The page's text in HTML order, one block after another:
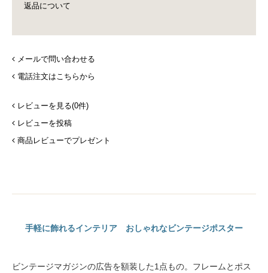
返品について
メールで問い合わせる
電話注文はこちらから
レビューを見る(0件)
レビューを投稿
商品レビューでプレゼント
手軽に飾れるインテリア おしゃれなビンテージポスター
ビンテージマガジンの広告を額装した1点もの。フレームとポス